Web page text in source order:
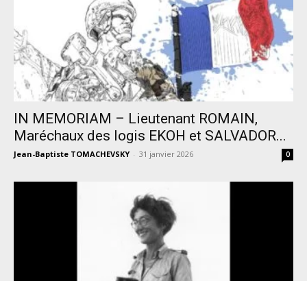
IN MEMORIAM – Lieutenant ROMAIN,
Maréchaux des logis EKOH et SALVADOR...
Jean-Baptiste TOMACHEVSKY - 31 janvier 2026 0